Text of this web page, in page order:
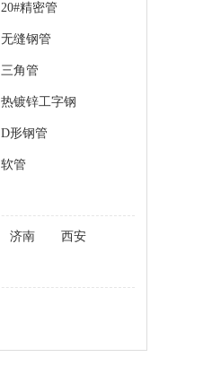
20#精密管
无缝钢管
三角管
热镀锌工字钢
D形钢管
软管
济南 西安